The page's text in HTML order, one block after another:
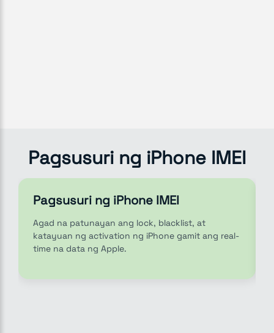
Pagsusuri ng iPhone IMEI
Pagsusuri ng iPhone IMEI
Agad na patunayan ang lock, blacklist, at
katayuan ng activation ng iPhone gamit ang real-
time na data ng Apple.